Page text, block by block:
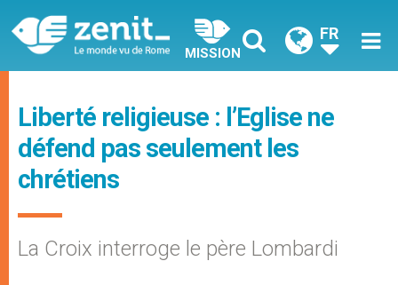
MISSION
FR
Liberté religieuse : l’Eglise ne
défend pas seulement les
chrétiens
La Croix interroge le père Lombardi